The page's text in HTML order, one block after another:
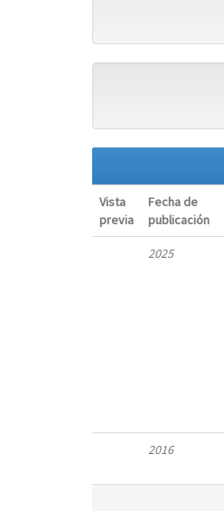
Vista
previa
Fecha de
publicación
2025
2016